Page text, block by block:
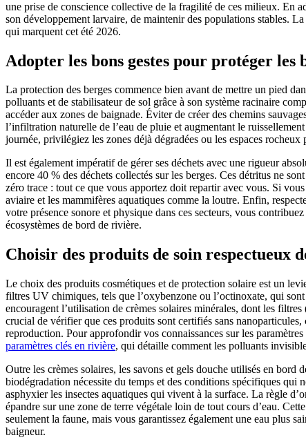
une prise de conscience collective de la fragilité de ces milieux. En
son développement larvaire, de maintenir des populations stables.
qui marquent cet été 2026.
Adopter les bons gestes pour protéger les
La protection des berges commence bien avant de mettre un pied
polluants et de stabilisateur de sol grâce à son système racinaire
accéder aux zones de baignade. Éviter de créer des chemins
l’infiltration naturelle de l’eau de pluie et augmentant le
journée, privilégiez les zones déjà dégradées ou les espaces
Il est également impératif de gérer ses déchets avec une rigueur
encore 40 % des déchets collectés sur les berges. Ces détritus ne
zéro trace : tout ce que vous apportez doit repartir avec vous. Si
aviaire et les mammifères aquatiques comme la loutre. Enfin,
votre présence sonore et physique dans ces secteurs, vous
écosystèmes de bord de rivière.
Choisir des produits de soin respectueux
Le choix des produits cosmétiques et de protection solaire est un
filtres UV chimiques, tels que l’oxybenzone ou l’octinoxate, qui
encouragent l’utilisation de crèmes solaires minérales, dont les
crucial de vérifier que ces produits sont certifiés sans
reproduction. Pour approfondir vos connaissances sur les
paramètres clés en rivière, qui détaille comment les polluants
Outre les crèmes solaires, les savons et gels douche utilisés en bord
biodégradation nécessite du temps et des conditions spécifiques qui
asphyxier les insectes aquatiques qui vivent à la surface. La règle
épandre sur une zone de terre végétale loin de tout cours d’eau.
seulement la faune, mais vous garantissez également une eau plus
baigneur.